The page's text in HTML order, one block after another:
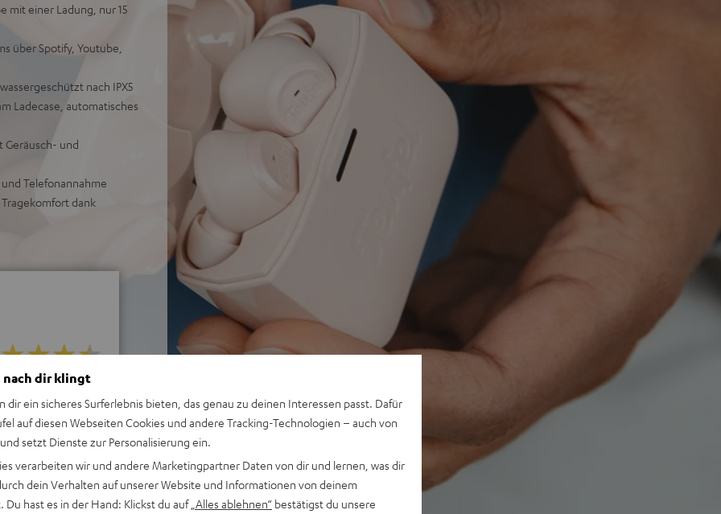
mit einer Ladung, nur 15
über Spotify, Youtube,
nach IPX5
Ladecase, automatisches
Geräusch- und
Telefonannahme
dank
Bewertungen)
nach dir klingt
dir ein sicheres Surferlebnis bieten, das genau zu deinen Interessen passt. Dafür
auf diesen Webseiten Cookies und andere Tracking-Technologien – auch von
setzt Dienste zur Personalisierung ein.
verarbeiten wir und andere Marketingpartner Daten von dir und lernen, was dir
dein Verhalten auf unserer Website und Informationen von deinem
Du hast es in der Hand: Klickst du auf „Alles ablehnen“ bestätigst du unsere